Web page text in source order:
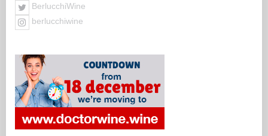
BerlucchiWine
berlucchiwine